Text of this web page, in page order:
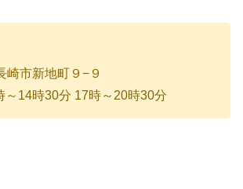
崎市新地町９−９
～14時30分 17時～20時30分